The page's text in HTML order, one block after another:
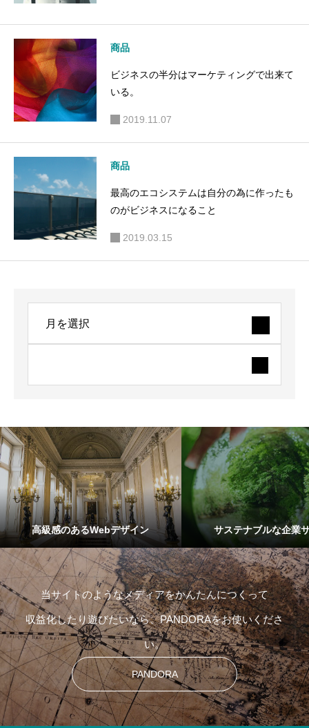
商品
ビジネスの半分はマーケティングで出来て
いる。
2019.11.07
商品
最高のエコシステムは自分の為に作ったも
のがビジネスになること
2019.03.15
高級感のあるWebデザイン サステナブルな企業
当サイトのようなメディアをかんたんにつくって
収益化したり遊びたいなら、PANDORAをお使いくださ
い。
PANDORA